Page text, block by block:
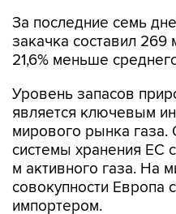
За последние семь
закачка составил 269
21,6% меньше
Уровень запасов
является ключевым
мирового рынка
системы хранения ЕС
м активного газа. На
совокупности Европа
импортером.